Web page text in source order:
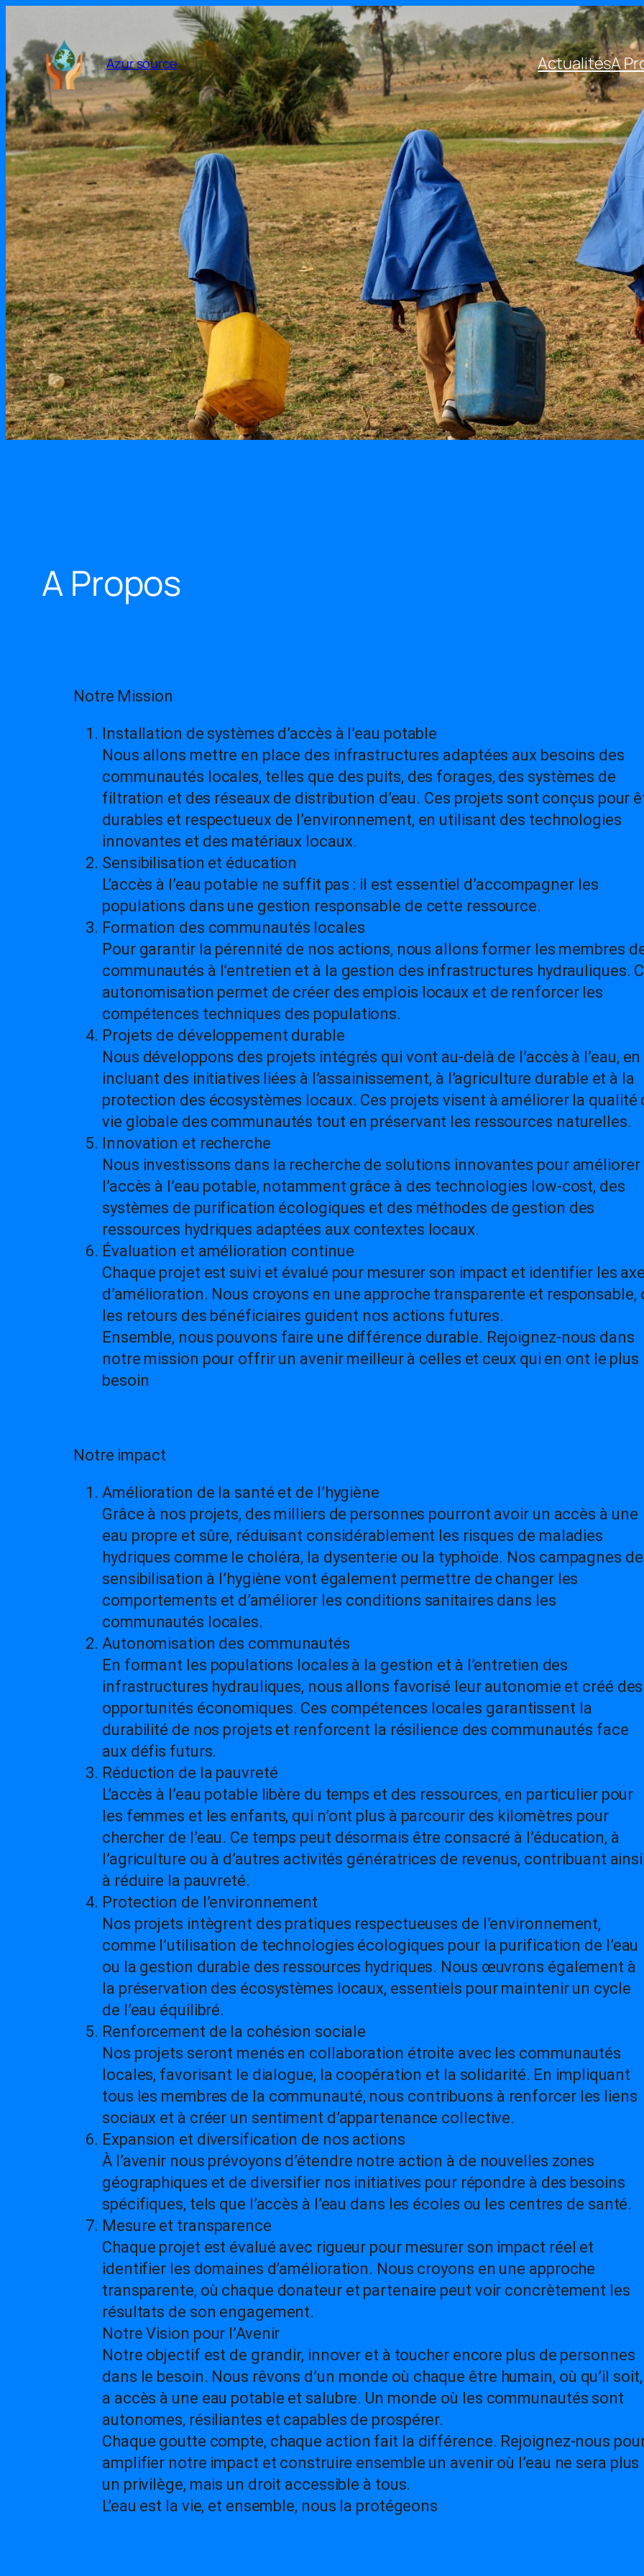
Azur source ActualitésA
A Propos
Notre Mission
Installation de systèmes d’accès à l’eau potable
Nous allons mettre en place des infrastructures adaptées aux besoins des
communautés locales, telles que des puits, des forages, des systèmes de
filtration et des réseaux de distribution d’eau. Ces projets sont conçus pour
durables et respectueux de l’environnement, en utilisant des technologies
innovantes et des matériaux locaux.
Sensibilisation et éducation
L’accès à l’eau potable ne suffit pas : il est essentiel d’accompagner les
populations dans une gestion responsable de cette ressource.
Formation des communautés locales
Pour garantir la pérennité de nos actions, nous allons former les membres
communautés à l’entretien et à la gestion des infrastructures hydrauliques.
autonomisation permet de créer des emplois locaux et de renforcer les
compétences techniques des populations.
Projets de développement durable
Nous développons des projets intégrés qui vont au-delà de l’accès à l’eau, en
incluant des initiatives liées à l’assainissement, à l’agriculture durable et à la
protection des écosystèmes locaux. Ces projets visent à améliorer la qualité
vie globale des communautés tout en préservant les ressources naturelles.
Innovation et recherche
Nous investissons dans la recherche de solutions innovantes pour améliorer
l’accès à l’eau potable, notamment grâce à des technologies low-cost, des
systèmes de purification écologiques et des méthodes de gestion des
ressources hydriques adaptées aux contextes locaux.
Évaluation et amélioration continue
Chaque projet est suivi et évalué pour mesurer son impact et identifier les
d’amélioration. Nous croyons en une approche transparente et responsable,
les retours des bénéficiaires guident nos actions futures.
Ensemble, nous pouvons faire une différence durable. Rejoignez-nous dans
notre mission pour offrir un avenir meilleur à celles et ceux qui en ont le plus
besoin
Notre impact
Amélioration de la santé et de l’hygiène
Grâce à nos projets, des milliers de personnes pourront avoir un accès à une
eau propre et sûre, réduisant considérablement les risques de maladies
hydriques comme le choléra, la dysenterie ou la typhoïde. Nos campagnes de
sensibilisation à l’hygiène vont également permettre de changer les
comportements et d’améliorer les conditions sanitaires dans les
communautés locales.
Autonomisation des communautés
En formant les populations locales à la gestion et à l’entretien des
infrastructures hydrauliques, nous allons favorisé leur autonomie et créé des
opportunités économiques. Ces compétences locales garantissent la
durabilité de nos projets et renforcent la résilience des communautés face
aux défis futurs.
Réduction de la pauvreté
L’accès à l’eau potable libère du temps et des ressources, en particulier pour
les femmes et les enfants, qui n’ont plus à parcourir des kilomètres pour
chercher de l’eau. Ce temps peut désormais être consacré à l’éducation, à
l’agriculture ou à d’autres activités génératrices de revenus, contribuant ainsi
à réduire la pauvreté.
Protection de l’environnement
Nos projets intègrent des pratiques respectueuses de l’environnement,
comme l’utilisation de technologies écologiques pour la purification de l’eau
ou la gestion durable des ressources hydriques. Nous œuvrons également à
la préservation des écosystèmes locaux, essentiels pour maintenir un cycle
de l’eau équilibré.
Renforcement de la cohésion sociale
Nos projets seront menés en collaboration étroite avec les communautés
locales, favorisant le dialogue, la coopération et la solidarité. En impliquant
tous les membres de la communauté, nous contribuons à renforcer les liens
sociaux et à créer un sentiment d’appartenance collective.
Expansion et diversification de nos actions
À l’avenir nous prévoyons d’étendre notre action à de nouvelles zones
géographiques et de diversifier nos initiatives pour répondre à des besoins
spécifiques, tels que l’accès à l’eau dans les écoles ou les centres de santé.
Mesure et transparence
Chaque projet est évalué avec rigueur pour mesurer son impact réel et
identifier les domaines d’amélioration. Nous croyons en une approche
transparente, où chaque donateur et partenaire peut voir concrètement les
résultats de son engagement.
Notre Vision pour l’Avenir
Notre objectif est de grandir, innover et à toucher encore plus de personnes
dans le besoin. Nous rêvons d’un monde où chaque être humain, où qu’il soit,
a accès à une eau potable et salubre. Un monde où les communautés sont
autonomes, résiliantes et capables de prospérer.
Chaque goutte compte, chaque action fait la différence. Rejoignez-nous
amplifier notre impact et construire ensemble un avenir où l’eau ne sera plus
un privilège, mais un droit accessible à tous.
L’eau est la vie, et ensemble, nous la protégeons